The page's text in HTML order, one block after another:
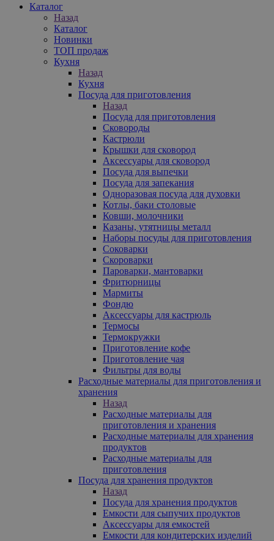
Каталог
Назад
Каталог
Новинки
ТОП продаж
Кухня
Назад
Кухня
Посуда для приготовления
Назад
Посуда для приготовления
Сковороды
Кастрюли
Крышки для сковород
Аксессуары для сковород
Посуда для выпечки
Посуда для запекания
Одноразовая посуда для духовки
Котлы, баки столовые
Ковши, молочники
Казаны, утятницы металл
Наборы посуды для приготовления
Соковарки
Скороварки
Пароварки, мантоварки
Фритюрницы
Мармиты
Фондю
Аксессуары для кастрюль
Термосы
Термокружки
Приготовление кофе
Приготовление чая
Фильтры для воды
Расходные материалы для приготовления и
хранения
Назад
Расходные материалы для
приготовления и хранения
Расходные материалы для хранения
продуктов
Расходные материалы для
приготовления
Посуда для хранения продуктов
Назад
Посуда для хранения продуктов
Емкости для сыпучих продуктов
Аксессуары для емкостей
Емкости для кондитерских изделий